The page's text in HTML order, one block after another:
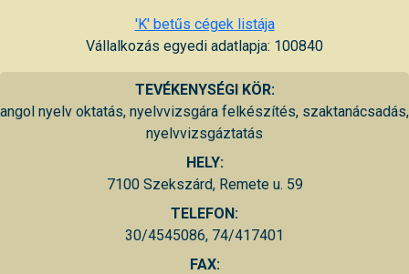
'K' betűs cégek listája
Vállalkozás egyedi adatlapja: 100840
TEVÉKENYSÉGI KÖR:
angol nyelv oktatás, nyelvvizsgára felkészítés, szaktanácsadás,
nyelvvizsgáztatás
HELY:
7100 Szekszárd, Remete u. 59
TELEFON:
30/4545086, 74/417401
FAX: